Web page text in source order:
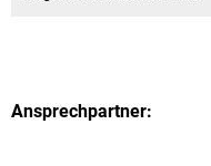
Ansprechpartner: